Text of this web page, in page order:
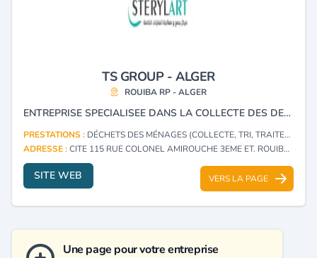
TS GROUP - ALGER
ROUIBA RP - ALGER
ENTREPRISE SPECIALISEE DANS LA COLLECTE DES DECHETS SPECIAUX ET SPECIAUX DANGEREUX, NOTAMMENT LES DECHETS DE SOIN A RISQUE INFECTIEUX DASRI.
PRESTATIONS : DÉCHETS DES MÉNAGES (COLLECTE, TRI, TRAITEMENT)
ADRESSE :CITE 115 RUE COLONEL AMIROUCHE 3EME ET. ROUIBA RP - ALGER
SITE WEB VERS LA PAGE
Une page pour votre entreprise